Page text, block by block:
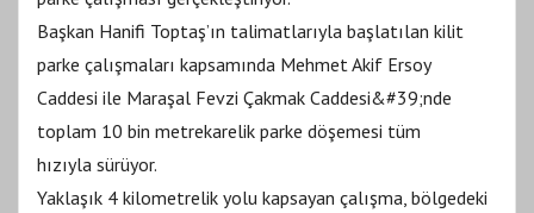
Başkan Hanifi Toptaş’ın talimatlarıyla başlatılan kilit
parke çalışmaları kapsamında Mehmet Akif Ersoy
Caddesi ile Maraşal Fevzi Çakmak Caddesi&#39;nde
toplam 10 bin metrekarelik parke döşemesi tüm
hızıyla sürüyor.
Yaklaşık 4 kilometrelik yolu kapsayan çalışma, bölgedeki